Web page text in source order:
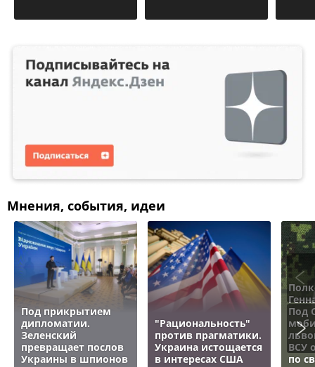
Мнения, события, идеи
Под прикрытием
дипломатии.
Зеленский
превращает послов
Украины в шпионов
"Рациональность"
против прагматики.
Украина истощается
в интересах США
Под
ВСУ
по